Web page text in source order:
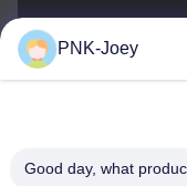
PNK-Joey
Good day, what